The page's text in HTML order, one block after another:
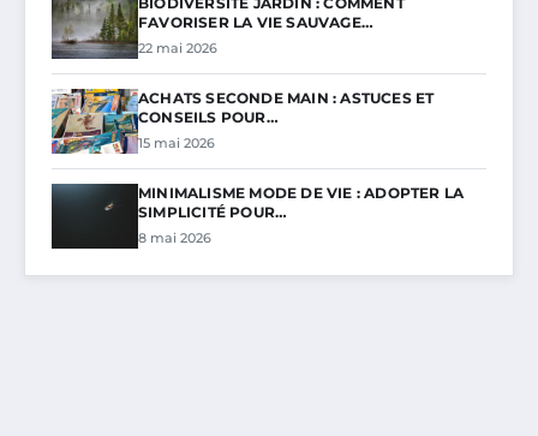
FAVORISER LA VIE SAUVAGE…
22 mai 2026
ACHATS SECONDE MAIN : ASTUCES ET
CONSEILS POUR…
15 mai 2026
MINIMALISME MODE DE VIE : ADOPTER LA
SIMPLICITÉ POUR…
8 mai 2026